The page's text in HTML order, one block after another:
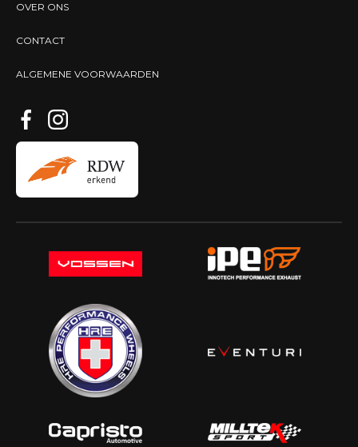
OVER ONS
CONTACT
ALGEMENE VOORWAARDEN